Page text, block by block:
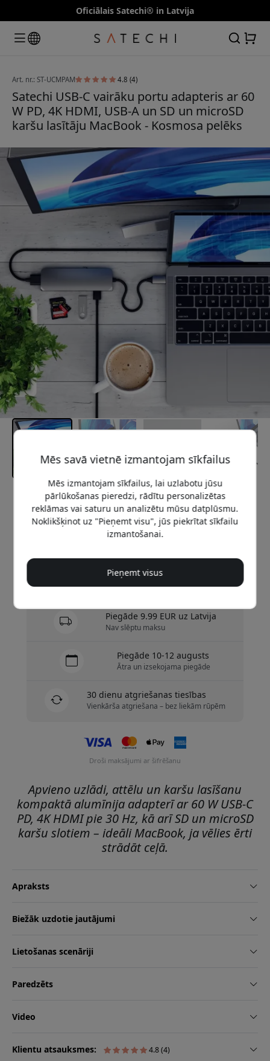
Oficiālais Satechi® in Latvija
Art. nr.: ST-UCMPAM 4.8 (4)
Satechi USB-C vairāku portu adapteris ar 60
W PD, 4K HDMI, USB-A un SD un microSD
karšu lasītāju MacBook - Kosmosa pelēks
Ieteicamā cena
39.99 EUR
Ir noliktavā — gatavs sūtīšanai
Piegāde 9.99 EUR uz Latvija
Nav slēptu maksu
Piegāde 10-12 augusts
Ātra un izsekojama piegāde
30 dienu atgriešanas tiesības
Vienkārša atgriešana – bez liekām rūpēm
Droši maksājumi ar šifrēšanu
Apvieno uzlādi, attēlu un karšu lasīšanu
kompaktā alumīnija adapterī ar 60 W USB-C
PD, 4K HDMI pie 30 Hz, kā arī SD un microSD
karšu slotiem – ideāli MacBook, ja vēlies ērti
strādāt ceļā.
Apraksts
Biežāk uzdotie jautājumi
Lietošanas scenāriji
Paredzēts
Video
Klientu atsauksmes: 4.8 (4)
Mēs savā vietnē izmantojam sīkfailus
Mēs izmantojam sīkfailus, lai uzlabotu jūsu
pārlūkošanas pieredzi, rādītu personalizētas
reklāmas vai saturu un analizētu mūsu datplūsmu.
Noklikšķinot uz "Pieņemt visu", jūs piekrītat sīkfailu
izmantošanai.
Pieņemt visus